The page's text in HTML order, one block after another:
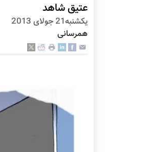
عتیق شاهد
يكشنبه21 جولای 2013
همرسانی